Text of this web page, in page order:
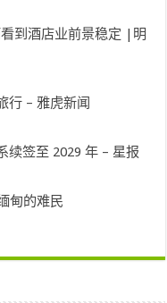
到酒店业前景稳定 |明
行 – 雅虎新闻
续签至 2029 年 – 星报
甸的难民